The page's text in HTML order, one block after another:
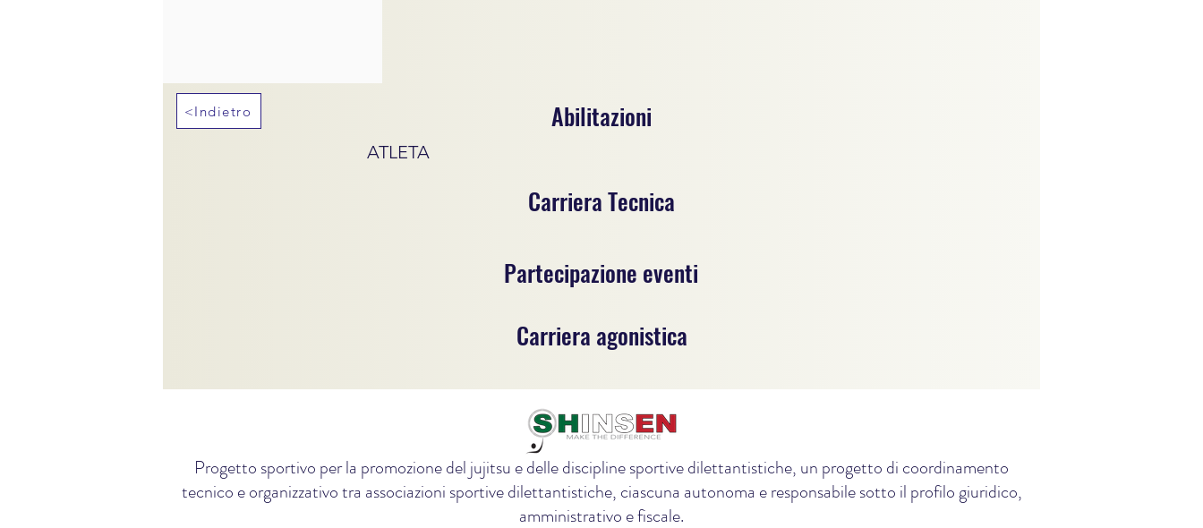
<Indietro Abilitazioni
ATLETA
Carriera Tecnica
Partecipazione eventi
Carriera agonistica
Progetto sportivo per la promozione del jujitsu e delle discipline sportive dilettantistiche, un progetto di coordinamento
tecnico e organizzativo tra associazioni sportive dilettantistiche, ciascuna autonoma e responsabile sotto il profilo giuridico,
amministrativo e fiscale.